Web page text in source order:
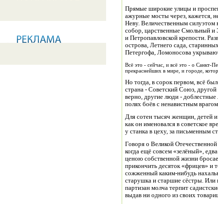
Прямые широкие улицы и
ажурные мосты через, кажется,
Неву. Величественным силуэтом
собор, царственные Смольный и
и Петропавловской крепости.
острова, Летнего сада,
Петергофа, Ломоносова
Всё это - сейчас, и всё это - о Санкт-
прекраснейших в мире, и городе,
Но тогда, в сорок первом, всё
страна - Советский Союз, другой
верно, другие люди -
полях боёв с ненавистным
Для сотен тысяч женщин, детей
как он именовался в советское
у станка в цеху, за письменным
Говоря о Великой
когда ещё совсем «зелёный»,
ценою собственной жизни
прикончить десяток «фрицев» и
сожженный каким-нибудь
старушка и старшие сёстры. Или
партизан молча терпит
выдав ни одного из своих